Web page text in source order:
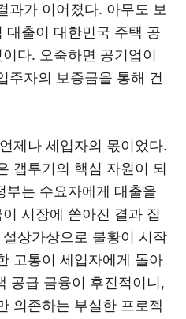
과가 이어졌다. 아무도 보
대출이 대한민국 주택 공
다. 오죽하면 공기업이
주자의 보증금을 통해 건
제나 세입자의 몫이었다.
갭투기의 핵심 자원이 되
부는 수요자에게 대출을
시장에 쏟아진 결과 집
상가상으로 불황이 시작
고통이 세입자에게 돌아
공급 금융이 후진적이니,
의존하는 부실한 프로젝